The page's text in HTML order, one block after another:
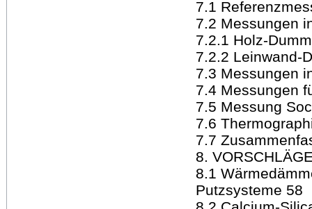
7.1
7.2 Messungen
7.2.1 Holz-
7.2.2 Leinwand-
7.3 Messungen
7.4 Messungen
7.5 Messung
7.6
7.7
8.
8.1
Putzsysteme 58